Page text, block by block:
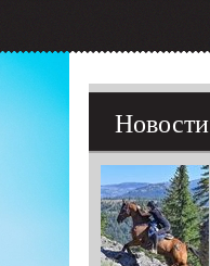
Новости